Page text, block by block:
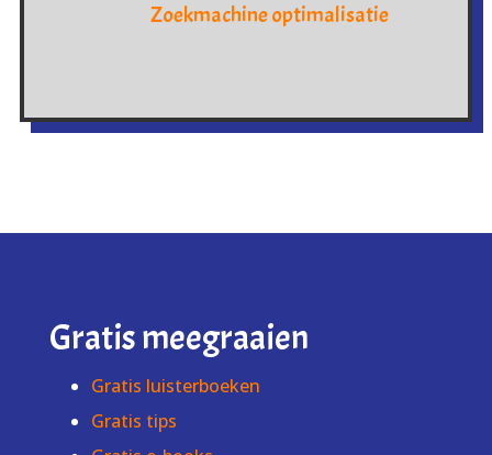
Zoekmachine optimalisatie
Gratis meegraaien
Gratis luisterboeken
Gratis tips